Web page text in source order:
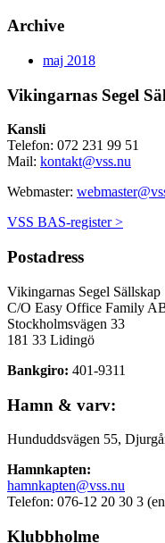
Archive
maj 2018
Vikingarnas Segel
Kansli
Telefon: 072 231 99 51
Mail: kontakt@vss.nu
Webmaster:
VSS BAS-register >
Postadress
Vikingarnas Segel Sällskap
C/O Easy Office Family
Stockholmsvägen 33
181 33 Lidingö
Bankgiro: 401-9311
Hamn & varv:
Hunduddsvägen 55,
Hamnkapten:
hamnkapten@vss.nu
Telefon: 076-12 20 30 3
Klubbholme